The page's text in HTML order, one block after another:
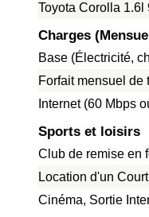
Toyota Corolla 1.6l
Charges
Base (Électricité,
Forfait mensuel
Internet (60 Mbps
Sports et loisirs
Club de remise en
Location d'un
Cinéma, Sortie